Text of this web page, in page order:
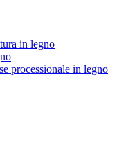
in legno
processionale in legno